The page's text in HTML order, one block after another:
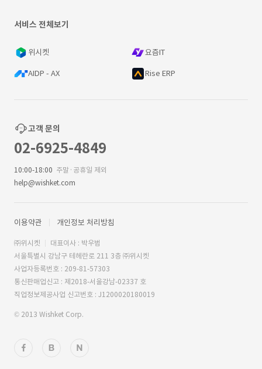
서비스 전체보기
위시켓 요즘IT
AIDP - AX Rise ERP
고객 문의
02-6925-4849
10:00-18:00 주말·공휴일 제외
help@wishket.com
이용약관 개인정보 처리방침
㈜위시켓
대표이사 : 박우범
서울특별시 강남구 테헤란로 211 3층 ㈜위시켓
사업자등록번호 : 209-81-57303
통신판매업신고 : 제2018-서울강남-02337 호
직업정보제공사업 신고번호 : J1200020180019
© 2013 Wishket Corp.